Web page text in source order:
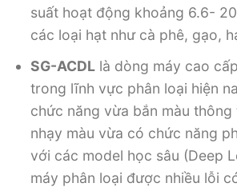
suất hoạt động khoảng 6.6-
các loại hạt như cà phê, gạo,
SG-ACDLlà dòng máy cao
trong lĩnh vực phân loại hiện
chức năng vừa bắn màu
nhạy màu vừa có chức năng
với các model học sâu (Deep
máy phân loại được nhiều lỗi